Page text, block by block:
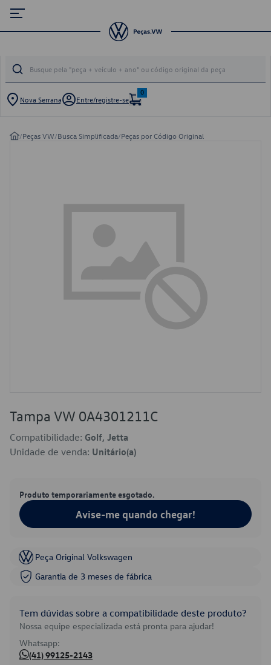
Nova Serrana Entre/registre-se
0
/Peças VW/Busca Simplificada/Peças por Código Original
Tampa VW 0A4301211C
Compatibilidade: Golf, Jetta
Unidade de venda: Unitário(a)
Produto temporariamente esgotado.
Avise-me quando chegar!
Peça Original Volkswagen
Garantia de 3 meses de fábrica
Tem dúvidas sobre a compatibilidade deste produto?
Nossa equipe especializada está pronta para ajudar!
Whatsapp:
(41) 99125-2143